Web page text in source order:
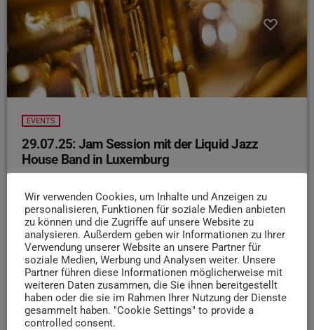
EVENTS
29.07.25: Jam Session mit der Liquid Jazz
House Band in Luxemburg
Bühne für feinsten Live-Jazz
Ab 20:30 Uhr startet
die Jam Session mit der Liquid Jazz House Band – offen
für alle, die Lust auf spontanes Zusammenspiel, gute
Vibes und ehrliche Musik haben. Ob du selbst mitspielen
willst oder einfach nur den Sound genießen möchtest,
hier treffen sich Musiker und Jazzfans zum lockeren
Austausch. Ein Abend voll echter Club- Atmosphäre,
einfach vorbeikommen und eintauchen!
Wir verwenden Cookies, um Inhalte und Anzeigen zu
personalisieren, Funktionen für soziale Medien anbieten
zu können und die Zugriffe auf unsere Website zu
analysieren. Außerdem geben wir Informationen zu Ihrer
Verwendung unserer Website an unsere Partner für
soziale Medien, Werbung und Analysen weiter. Unsere
Partner führen diese Informationen möglicherweise mit
weiteren Daten zusammen, die Sie ihnen bereitgestellt
haben oder die sie im Rahmen Ihrer Nutzung der Dienste
gesammelt haben. "Cookie Settings" to provide a
controlled consent.